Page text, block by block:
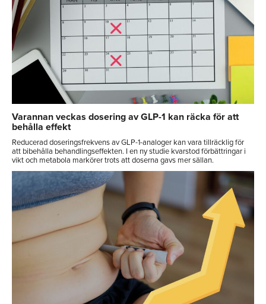
Varannan veckas dosering av GLP-1 kan räcka för att
behålla effekt
Reducerad doseringsfrekvens av GLP-1-analoger kan vara tillräcklig för
att bibehålla behandlingseffekten. I en ny studie kvarstod förbättringar i
vikt och metabola markörer trots att doserna gavs mer sällan.